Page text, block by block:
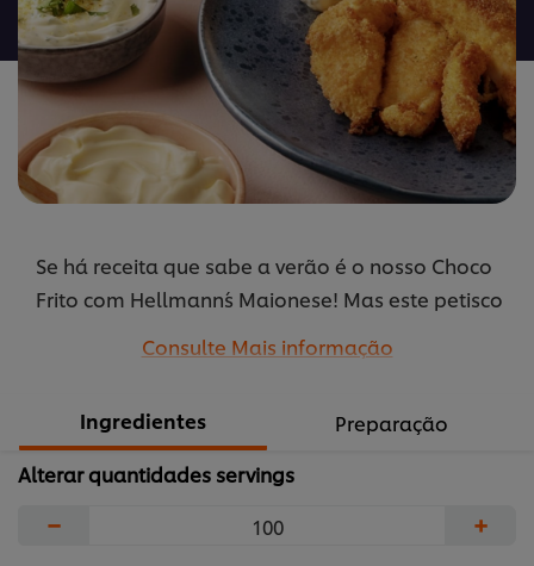
Frito
com
Hellmann
Maionese
5.0
5
de
classificações.
Se há receita que sabe a verão é o nosso Choco
Frito com Hellmann´s Maionese! Mas este petisco
pois os nutrientes do choco promovem a
e do sistema imunitário, a melhoria a saúde
cardíaca, entre outros benefícios.
Consulte Mais informação
Ingredientes
Preparação
Alterar quantidades servings
− +